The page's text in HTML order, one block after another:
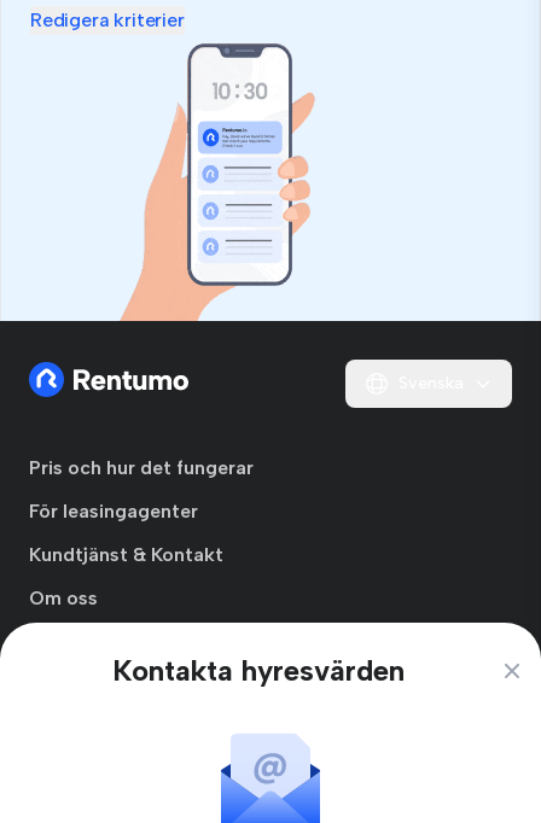
Redigera kriterier
Kontakta hyresvärden
Pris och hur det fungerar
För leasingagenter
Kundtjänst & Kontakt
Om oss
Användarvillkor
Skapa Hyresgästprofil